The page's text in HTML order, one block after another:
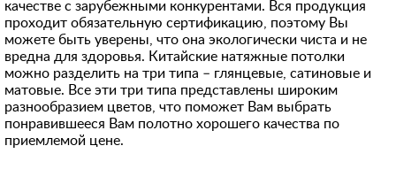
качестве с зарубежными конкурентами. Вся продукция
проходит обязательную сертификацию, поэтому Вы
можете быть уверены, что она экологически чиста и не
вредна для здоровья. Китайские натяжные потолки
можно разделить на три типа – глянцевые, сатиновые и
матовые. Все эти три типа представлены широким
разнообразием цветов, что поможет Вам выбрать
понравившееся Вам полотно хорошего качества по
приемлемой цене.